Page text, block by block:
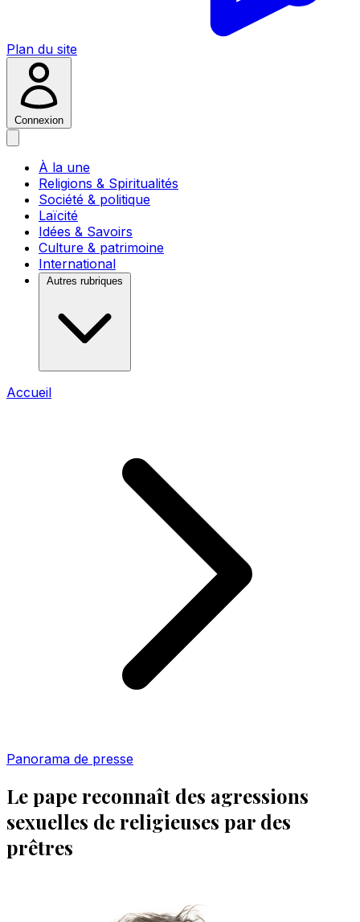
Plan du site
Connexion
À la une
Religions & Spiritualités
Société & politique
Laïcité
Idées & Savoirs
Culture & patrimoine
International
Autres rubriques
Accueil
Panorama de presse
Le pape reconnaît des agressions
sexuelles de religieuses par des
prêtres